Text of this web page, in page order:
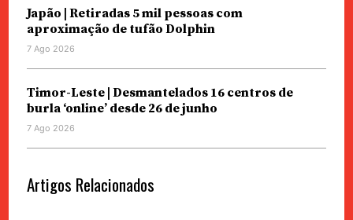
Japão | Retiradas 5 mil pessoas com
aproximação de tufão Dolphin
7 Ago 2026
Timor-Leste | Desmantelados 16 centros de
burla ‘online’ desde 26 de junho
7 Ago 2026
Artigos Relacionados